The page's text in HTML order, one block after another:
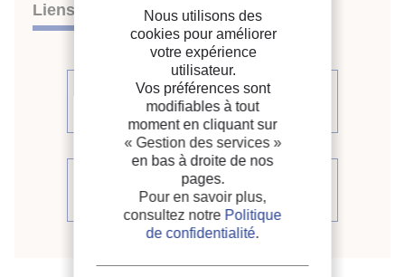
Liens
Voir d'autres communications du
même compte rendu (38)
Voir le compte rendu de la
conférence
Nous utilisons des
cookies pour améliorer
votre expérience
utilisateur.
Vos préférences sont
modifiables à tout
moment en cliquant sur
« Gestion des services »
en bas à droite de nos
pages.
Pour en savoir plus,
consultez notre Politique
de confidentialité.